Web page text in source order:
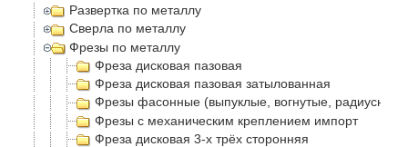
Развертка по металлу
Сверла по металлу
Фрезы по металлу
Фреза дисковая пазовая
Фреза дисковая пазовая затылованная
Фрезы фасонные (выпуклые, вогнутые, радиусные)
Фрезы с механическим креплением импорт
Фреза дисковая 3-х трёх сторонняя